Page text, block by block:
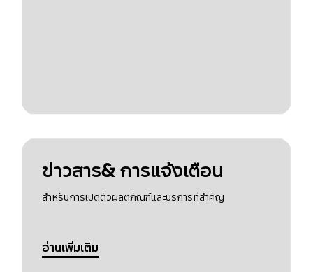
ข่าวสาร& การแจ้งเตือน
สำหรับการเปิดตัวผลิตภัณฑ์และบริการที่สำคัญ
อ่านเพิ่มเติม